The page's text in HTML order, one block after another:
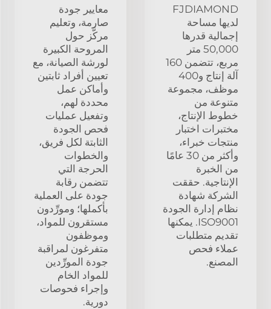
FJDIAMOND
لديها مساحة
إجمالية قدرها
50,000 متر
مربع، تتضمن 160
آلة إنتاج و400
موظف، مجموعة
متنوعة من
خطوط الإنتاج،
مختبرات اختبار
منتجات خبراء،
وأكثر من 30 عامًا
من الخبرة
الإنتاجية. حققت
الشركة شهادة
نظام إدارة الجودة
ISO9001. يمكنها
تقديم متطلبات
عملاء فحص
المصنع.
معايير جودة
صارمة، وتعليم
مركَّز حول
المروحة الكبيرة
لورشة الصيانة، مع
تعيين أفراد ثابتين
وأماكن عمل
محددة لهم،
وتفعيل عمليات
فحص الجودة
الثابتة لكل فريق،
والخطوات
الحرجة التي
تتضمن رقابة
جودة على العملية
بأكملها؛ ومورِّدون
مستقرون للمواد،
وموظفون
متفرغون لمراقبة
جودة المورِّدين
للمواد الخام
وإجراء فحوصات
دورية.